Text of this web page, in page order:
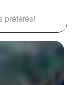
préférés!